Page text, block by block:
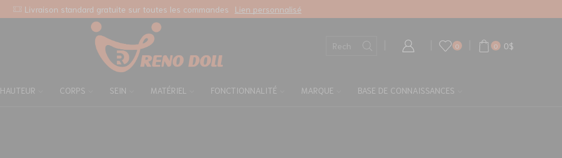
Livraison standard gratuite sur toutes les commandes Lien personnalisé
0 0 0$
HAUTEUR CORPS SEIN MATÉRIEL FONCTIONNALITÉ MARQUE BASE DE CONNAISSANCES